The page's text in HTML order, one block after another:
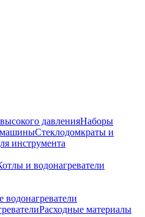
давленияНаборы
машиныСтеклодомкраты и
инструмента
водонагреватели
Расходные материалы